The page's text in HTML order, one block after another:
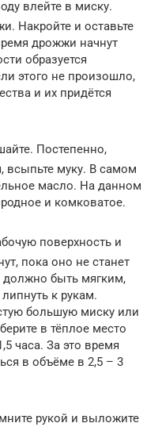
влейте в миску.
Накройте и оставьте
дрожжи начнут
образуется
этого не произошло,
и их придётся
Постепенно,
всыпьте муку. В самом
масло. На данном
и комковатое.
поверхность и
пока оно не станет
должно быть мягким,
к рукам.
большую миску или
в тёплое место
часа. За это время
в объёме в 2,5 – 3
рукой и выложите